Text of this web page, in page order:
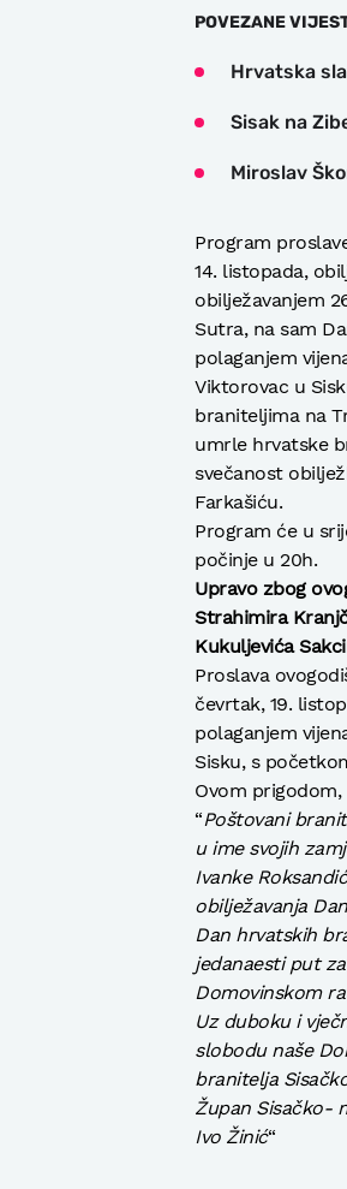
POVEZANE
Hrvatska
Sisak na
Miroslav
Program
14. listopada,
obilježavanjem
Sutra, na sam
polaganjem
Viktorovac u
braniteljima na
umrle hrvatske
svečanost
Farkašiću.
Program će u
počinje u 20h.
Upravo zbog
Strahimira
Kukuljevića
Proslava
čevrtak, 19.
polaganjem
Sisku, s
Ovom
“Poštovani
u ime svojih
Ivanke
obilježavanja
Dan hrvatskih
jedanaesti put
Domovinskom
Uz duboku i
slobodu naše
branitelja
Župan Sisačko-
Ivo Žinić“